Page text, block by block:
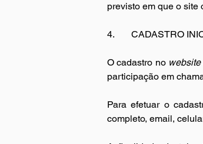
previsto em que o site
4. CADASTRO
O cadastro no website
participação em
Para efetuar o
completo, email,